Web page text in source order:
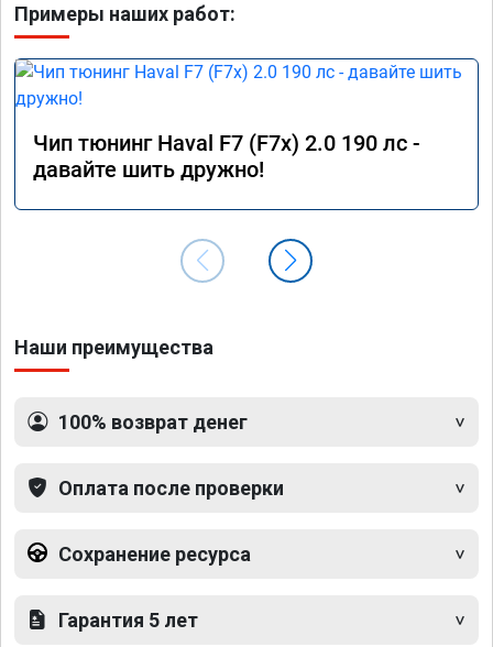
Примеры наших работ:
Чип тюнинг Haval F7 (F7x) 2.0 190 лс -
давайте шить дружно!
Наши преимущества
100% возврат денег
Оплата после проверки
Сохранение ресурса
Гарантия 5 лет